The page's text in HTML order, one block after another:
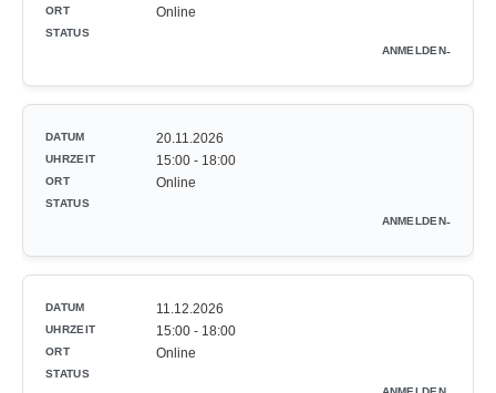
Online
-
20.11.2026
15:00 - 18:00
Online
-
11.12.2026
15:00 - 18:00
Online